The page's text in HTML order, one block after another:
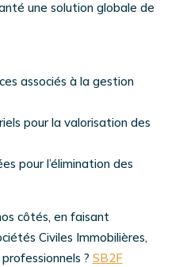
une solution globale de
associés à la gestion
pour la valorisation des
pour l’élimination des
côtés, en faisant
Civiles Immobilières,
? SB2F